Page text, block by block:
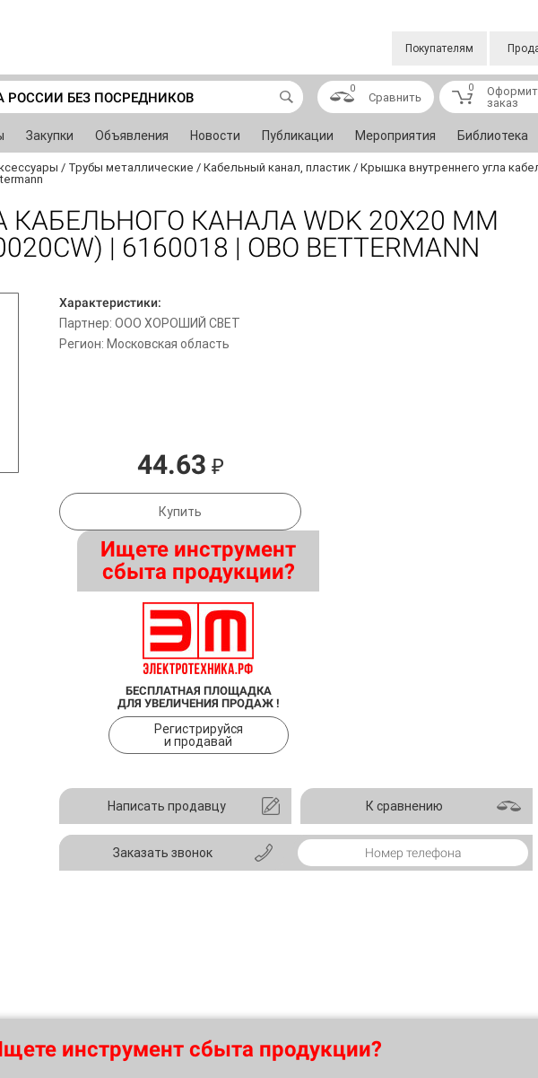
Покупателям
РОССИИ БЕЗ ПОСРЕДНИКОВ
0
Сравнить
0
заказ
Закупки Объявления Новости Публикации Мероприятия Библиотека
/ Трубы металлические / Кабельный канал, пластик / Крышка внутреннего угла
КАНАЛА WDK 20X20 ММ
| 6160018 | OBO BETTERMANN
Характеристики:
Партнер: ООО ХОРОШИЙ СВЕТ
Регион: Московская область
44.63 ₽
Купить
Ищете инструмент
сбыта продукции?
БЕСПЛАТНАЯ ПЛОЩАДКА
ДЛЯ УВЕЛИЧЕНИЯ ПРОДАЖ !
Регистрируйся
и продавай
Написать продавцу К сравнению
Заказать звонок
инструмент сбыта продукции?